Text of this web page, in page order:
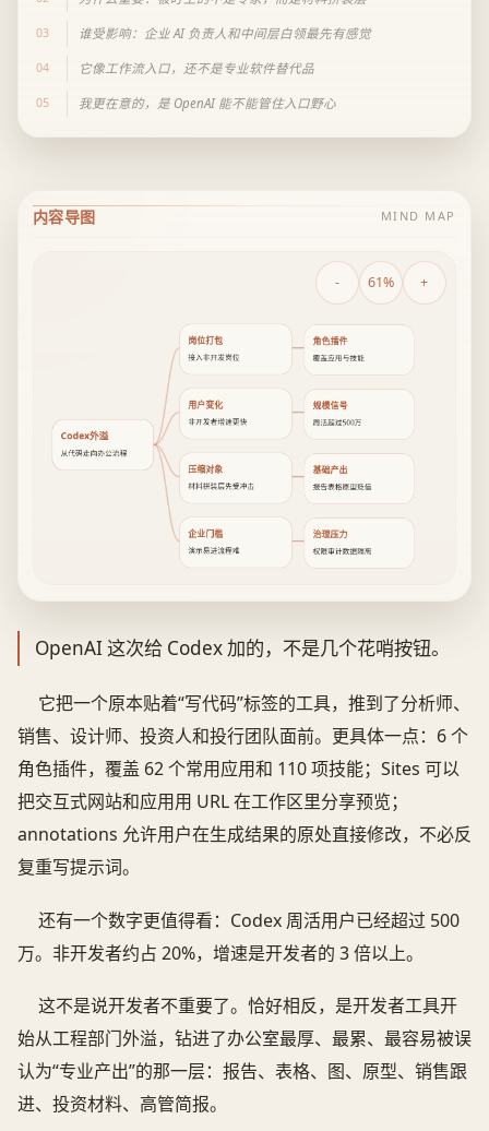
03 谁受影响：企业 AI 负责人和中间层白领最先有感觉
04 它像工作流入口，还不是专业软件替代品
05 我更在意的，是 OpenAI 能不能管住入口野心
内容导图 MIND MAP
- 61% +
Codex外溢
从代码走向办公流程
岗位打包
接入非开发岗位
角色插件
覆盖应用与技能
用户变化
非开发者增速更快
规模信号
周活超过500万
压缩对象
材料拼装层先受冲击
基础产出
报告表格原型贬值
企业门槛
演示易进流程难
治理压力
权限审计数据隔离
OpenAI 这次给 Codex 加的，不是几个花哨按钮。
它把一个原本贴着“写代码”标签的工具，推到了分析师、
销售、设计师、投资人和投行团队面前。更具体一点：6 个
角色插件，覆盖 62 个常用应用和 110 项技能；Sites 可以
把交互式网站和应用用 URL 在工作区里分享预览；
annotations 允许用户在生成结果的原处直接修改，不必反
复重写提示词。
还有一个数字更值得看：Codex 周活用户已经超过 500
万。非开发者约占 20%，增速是开发者的 3 倍以上。
这不是说开发者不重要了。恰好相反，是开发者工具开
始从工程部门外溢，钻进了办公室最厚、最累、最容易被误
认为“专业产出”的那一层：报告、表格、图、原型、销售跟
进、投资材料、高管简报。